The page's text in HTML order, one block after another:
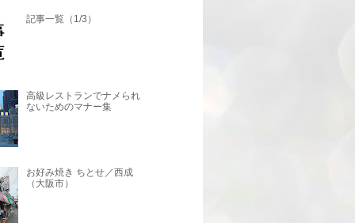
記事一覧（1/3）
高級レストランでナメられ
ないためのマナー集
お好み焼き ちとせ／西成
（大阪市）